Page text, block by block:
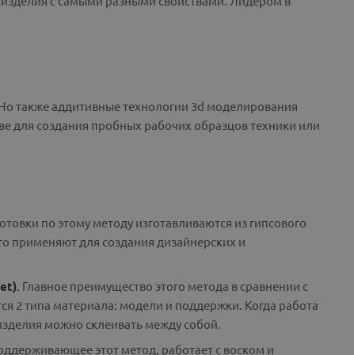
также аддитивные технологии 3d моделирования
для создания пробных рабочих образцов техники или
по этому методу изготавливаются из гипсового
применяют для создания дизайнерских и
. Главное преимущество этого метода в сравнении с
2 типа материала: модели и поддержки. Когда работа
можно склеивать между собой.
этот метод, работает с воском и